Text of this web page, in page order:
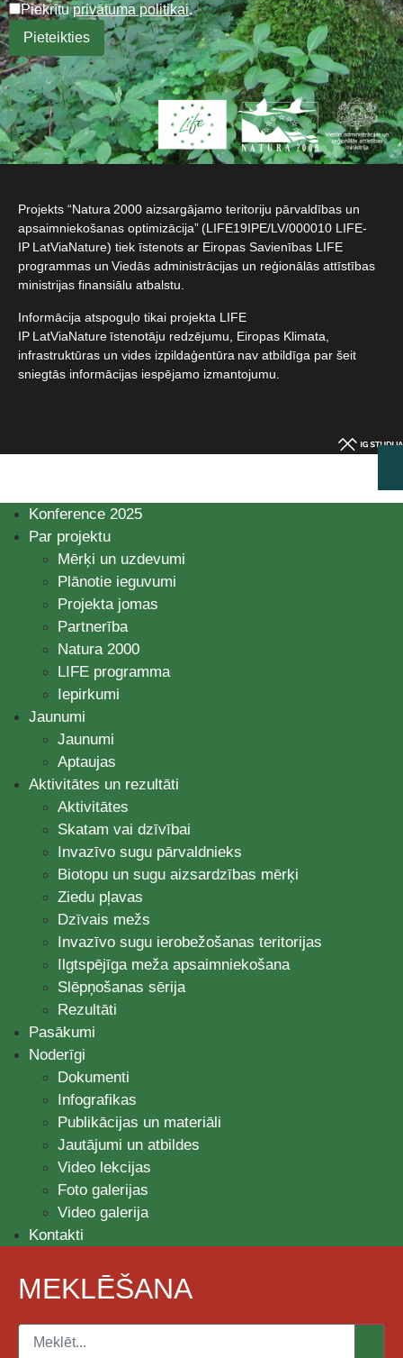
Piekrītuprivātuma politikai.
Projekts “Natura 2000 aizsargājamo teritoriju pārvaldības un
apsaimniekošanas optimizācija” (LIFE19IPE/LV/000010 LIFE-
IP LatViaNature) tiek īstenots ar Eiropas Savienības LIFE
programmas un Viedās administrācijas un reģionālās attīstības
ministrijas finansiālu atbalstu.​
Informācija atspoguļo tikai projekta LIFE
IP LatViaNature īstenotāju redzējumu, Eiropas Klimata,
infrastruktūras un vides izpildaģentūra nav atbildīga par šeit
sniegtās informācijas iespējamo izmantojumu.​
Konference 2025
Par projektu
Mērķi un uzdevumi
Plānotie ieguvumi
Projekta jomas
Partnerība
Natura 2000
LIFE programma
Iepirkumi
Jaunumi
Jaunumi
Aptaujas
Aktivitātes un rezultāti
Aktivitātes
Skatam vai dzīvībai
Invazīvo sugu pārvaldnieks
Biotopu un sugu aizsardzības mērķi
Ziedu pļavas
Dzīvais mežs
Invazīvo sugu ierobežošanas teritorijas
Ilgtspējīga meža apsaimniekošana
Slēpņošanas sērija
Rezultāti
Pasākumi
Noderīgi
Dokumenti
Infografikas
Publikācijas un materiāli
Jautājumi un atbildes
Video lekcijas
Foto galerijas
Video galerija
Kontakti
MEKLĒŠANA